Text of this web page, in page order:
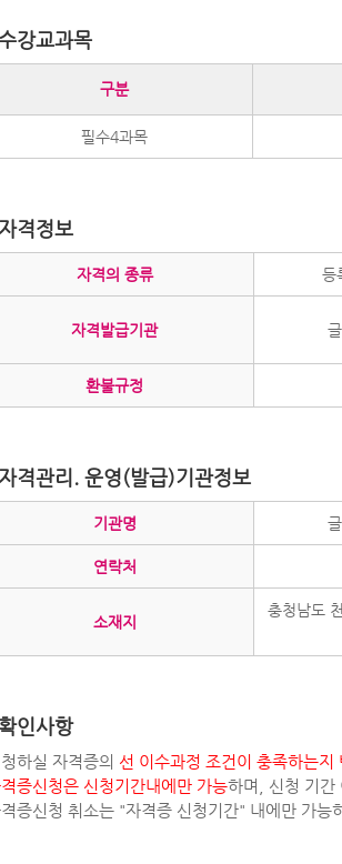
강교과목
구분
필수4과목
자격정보
자격의 종류 등
자격발급기관
환불규정
자격관리. 운영(발급)기관정보
기관명
연락처
소재지
충청남도
인사항
하실 자격증의 선 이수과정 조건이 충족하는지
증신청은 신청기간내에만 가능하며, 신청 기간
증신청 취소는 "자격증 신청기간" 내에만 가능